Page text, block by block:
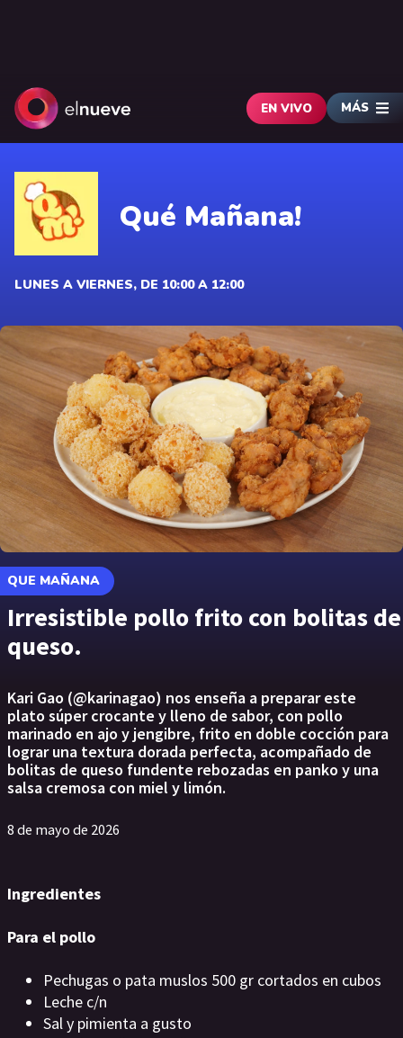
EN VIVO MÁS
Qué Mañana!
LUNES A VIERNES, DE 10:00 A 12:00
QUE MAÑANA
Irresistible pollo frito con bolitas de
queso.
Kari Gao (@karinagao) nos enseña a preparar este
plato súper crocante y lleno de sabor, con pollo
marinado en ajo y jengibre, frito en doble cocción para
lograr una textura dorada perfecta, acompañado de
bolitas de queso fundente rebozadas en panko y una
salsa cremosa con miel y limón.
8 de mayo de 2026
Ingredientes
Para el pollo
Pechugas o pata muslos 500 gr cortados en cubos
Leche c/n
Sal y pimienta a gusto